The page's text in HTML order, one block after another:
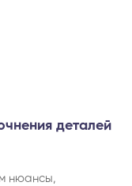
деталей
нюансы,